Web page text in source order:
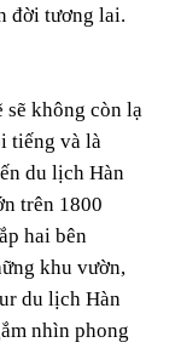
đời tương lai.
sẽ không còn lạ
tiếng và là
du lịch Hàn
trên 1800
hai bên
khu vườn,
du lịch Hàn
nhìn phong